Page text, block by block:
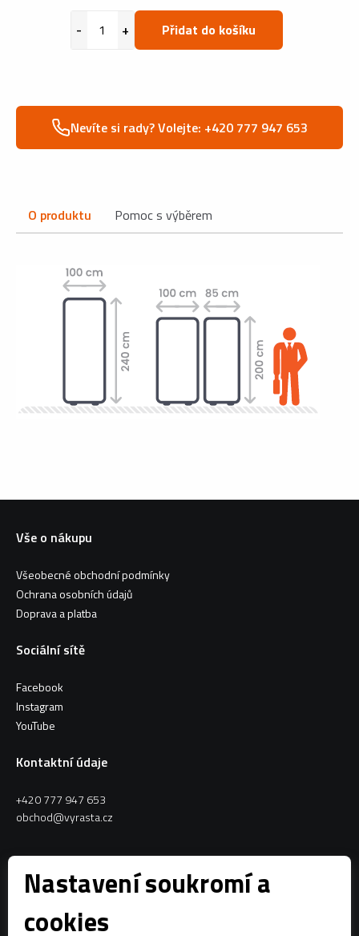
Přidat do košíku
Nevíte si rady? Volejte: +420 777 947 653
O produktu Pomoc s výběrem
Vše o nákupu
Všeobecné obchodní podmínky
Ochrana osobních údajů
Doprava a platba
Sociální sítě
Facebook
Instagram
YouTube
Kontaktní údaje
+420 777 947 653
obchod@vyrasta.cz
Kontakty
VYRASTA team s.r.o.
Spytihněv 145
Nastavení soukromí a
cookies